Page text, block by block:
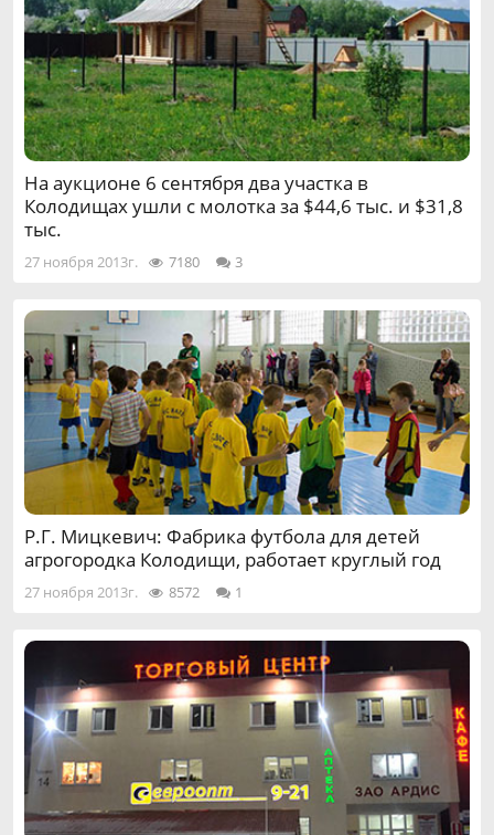
На аукционе 6 сентября два участка в
Колодищах ушли с молотка за $44,6 тыс. и $31,8
тыс.
27 ноября 2013г. 7180 3
Р.Г. Мицкевич: Фабрика футбола для детей
агрогородка Колодищи, работает круглый год
27 ноября 2013г. 8572 1